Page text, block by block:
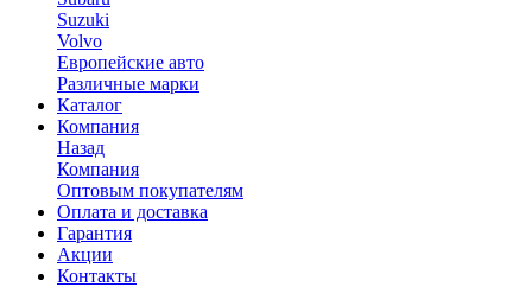
Suzuki
Volvo
Европейские авто
Различные марки
Каталог
Компания
Назад
Компания
Оптовым покупателям
Оплата и доставка
Гарантия
Акции
Контакты